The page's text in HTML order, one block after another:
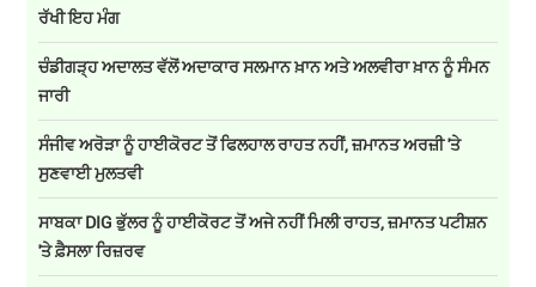
ਰੱਖੀ ਇਹ ਮੰਗ
ਚੰਡੀਗੜ੍ਹ ਅਦਾਲਤ ਵੱਲੋਂ ਅਦਾਕਾਰ ਸਲਮਾਨ ਖ਼ਾਨ ਅਤੇ ਅਲਵੀਰਾ ਖ਼ਾਨ ਨੂੰ ਸੰਮਨ
ਜਾਰੀ
ਸੰਜੀਵ ਅਰੋੜਾ ਨੂੰ ਹਾਈਕੋਰਟ ਤੋਂ ਫਿਲਹਾਲ ਰਾਹਤ ਨਹੀਂ, ਜ਼ਮਾਨਤ ਅਰਜ਼ੀ 'ਤੇ
ਸੁਣਵਾਈ ਮੁਲਤਵੀ
ਸਾਬਕਾ DIG ਭੁੱਲਰ ਨੂੰ ਹਾਈਕੋਰਟ ਤੋਂ ਅਜੇ ਨਹੀਂ ਮਿਲੀ ਰਾਹਤ, ਜ਼ਮਾਨਤ ਪਟੀਸ਼ਨ
'ਤੇ ਫ਼ੈਸਲਾ ਰਿਜ਼ਰਵ